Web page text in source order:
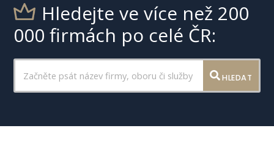
Hledejte ve více než 200
000 firmách po celé ČR:
HLEDAT